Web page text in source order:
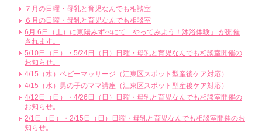
７月の日曜・母乳と育児なんでも相談室
６月の日曜・母乳と育児なんでも相談室
6月 6日（土）に東陽みずべにて「やってみよう！沐浴体験」 が開催
されます。
5/10日（日）・5/24日（日）日曜・母乳と育児なんでも相談室開催の
お知らせ。
4/15（水）ベビーマッサージ（江東区スポット型産後ケア対応）
4/15（水）男の子のママ講座（江東区スポット型産後ケア対応）
4/12日（日）・4/26日（日）日曜・母乳と育児なんでも相談室開催の
お知らせ。
2/1日（日）・2/15日（日）日曜・母乳と育児なんでも相談室開催のお
知らせ。